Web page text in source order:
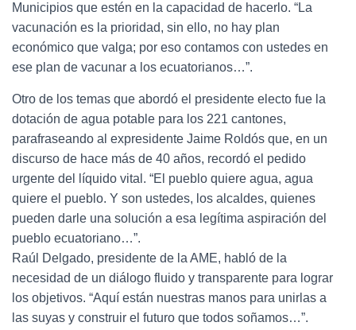
Municipios que estén en la capacidad de hacerlo. “La
vacunación es la prioridad, sin ello, no hay plan
económico que valga; por eso contamos con ustedes en
ese plan de vacunar a los ecuatorianos…”.
Otro de los temas que abordó el presidente electo fue la
dotación de agua potable para los 221 cantones,
parafraseando al expresidente Jaime Roldós que, en un
discurso de hace más de 40 años, recordó el pedido
urgente del líquido vital. “El pueblo quiere agua, agua
quiere el pueblo. Y son ustedes, los alcaldes, quienes
pueden darle una solución a esa legítima aspiración del
pueblo ecuatoriano…”.
Raúl Delgado, presidente de la AME, habló de la
necesidad de un diálogo fluido y transparente para lograr
los objetivos. “Aquí están nuestras manos para unirlas a
las suyas y construir el futuro que todos soñamos…”.